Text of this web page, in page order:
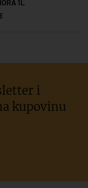
1L
i
kupovinu